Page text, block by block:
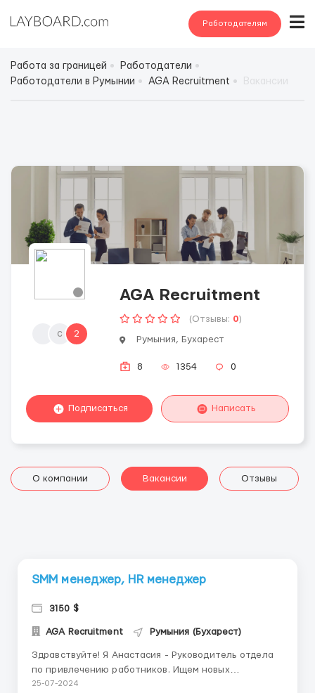
Работодателям
Работа за границей
Работодатели
Работодатели в Румынии
AGA Recruitment
с 2
AGA Recruitment
(Отзывы: 0)
Румыния, Бухарест
8 1354 0
Подписаться Написать
О компании Вакансии Отзывы
SMM менеджер, HR менеджер
3150 $
AGA Recruitment Румыния (Бухарест)
Здравствуйте! Я Анастасия - Руководитель отдела
по привлечению работников. Ищем новых
менеджеров в команду, которые будут заниматься
25-07-2024